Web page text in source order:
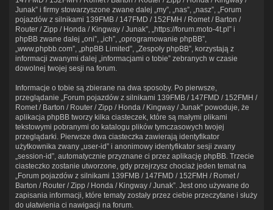
KONTAKT Z NAMI
Junak” i firmy stowarzyszone zwane dalej „my”, „nas”, „nasz”, „Forum
pojazdów z silnikami 139FMB / 147FMD / 152FMH / Romet / Barton /
Router / Zipp / Honda / Kingway / Junak”, „https://forum.moto-4t.pl” i
phpBB zwane dalej „oni”, „ich”, „oprogramowanie phpBB”,
„www.phpbb.com”, „phpBB Limited”, „Zespoły phpBB”, korzystają z
informacji zwanymi dalej „informacjami o tobie” zebranych w czasie
dowolnej twojej sesji na forum.
Informacje o tobie są zbierane na dwa sposoby. Po pierwsze,
przeglądanie „Forum pojazdów z silnikami 139FMB / 147FMD / 152FMH /
Romet / Barton / Router / Zipp / Honda / Kingway / Junak” powoduje, że
aplikacja phpBB tworzy kilka ciasteczek, które są małymi plikami
tekstowymi pobranymi do katalogu plików tymczasowych twojej
przeglądarki. Pierwsze dwa ciasteczka zawierają identyfikator
użytkownika zwany „user-id” i anonimowy identyfikator sesji zwany
„session-id”, automatycznie przyznane ci przez aplikację phpBB. Trzecie
ciasteczko zostanie utworzone, gdy przejrzysz chociaż jeden temat na
„Forum pojazdów z silnikami 139FMB / 147FMD / 152FMH / Romet /
Barton / Router / Zipp / Honda / Kingway / Junak”. Jest ono używane do
zapisania informacji, które tematy zostały przez ciebie przeczytane i służy
do ułatwienia ci nawigacji na forum.